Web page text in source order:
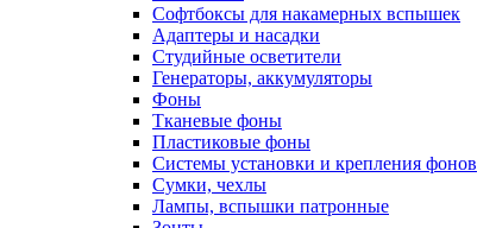
Софтбоксы для накамерных вспышек
Адаптеры и насадки
Студийные осветители
Генераторы, аккумуляторы
Фоны
Тканевые фоны
Пластиковые фоны
Системы установки и крепления фонов
Сумки, чехлы
Лампы, вспышки патронные